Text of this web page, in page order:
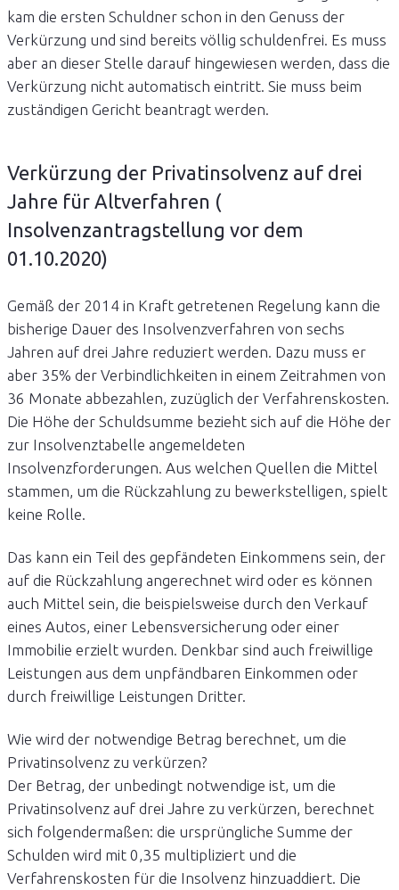
kam die ersten Schuldner schon in den Genuss der
Verkürzung und sind bereits völlig schuldenfrei. Es muss
aber an dieser Stelle darauf hingewiesen werden, dass die
Verkürzung nicht automatisch eintritt. Sie muss beim
zuständigen Gericht beantragt werden.
Verkürzung der Privatinsolvenz auf drei
Jahre für Altverfahren (
Insolvenzantragstellung vor dem
01.10.2020)
Gemäß der 2014 in Kraft getretenen Regelung kann die
bisherige Dauer des Insolvenzverfahren von sechs
Jahren auf drei Jahre reduziert werden. Dazu muss er
aber 35% der Verbindlichkeiten in einem Zeitrahmen von
36 Monate abbezahlen, zuzüglich der Verfahrenskosten.
Die Höhe der Schuldsumme bezieht sich auf die Höhe der
zur Insolvenztabelle angemeldeten
Insolvenzforderungen. Aus welchen Quellen die Mittel
stammen, um die Rückzahlung zu bewerkstelligen, spielt
keine Rolle.
Das kann ein Teil des gepfändeten Einkommens sein, der
auf die Rückzahlung angerechnet wird oder es können
auch Mittel sein, die beispielsweise durch den Verkauf
eines Autos, einer Lebensversicherung oder einer
Immobilie erzielt wurden. Denkbar sind auch freiwillige
Leistungen aus dem unpfändbaren Einkommen oder
durch freiwillige Leistungen Dritter.
Wie wird der notwendige Betrag berechnet, um die
Privatinsolvenz zu verkürzen?
Der Betrag, der unbedingt notwendige ist, um die
Privatinsolvenz auf drei Jahre zu verkürzen, berechnet
sich folgendermaßen: die ursprüngliche Summe der
Schulden wird mit 0,35 multipliziert und die
Verfahrenskosten für die Insolvenz hinzuaddiert. Die